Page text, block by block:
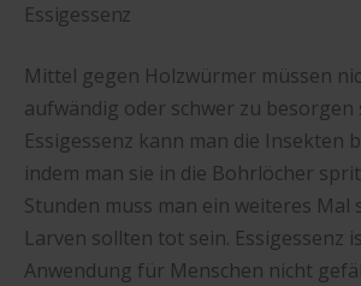
Essigessenz
Mittel gegen Holzwürmer müssen
aufwändig oder schwer zu besorgen
Essigessenz kann man die Insekten
indem man sie in die Bohrlöcher
Stunden muss man ein weiteres Mal
Larven sollten tot sein. Essigessenz
Anwendung für Menschen nicht